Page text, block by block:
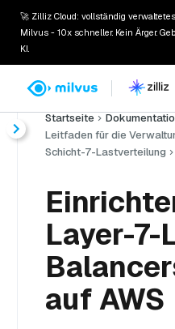
🚀 Zilliz Cloud: vollständig verwaltetes
Milvus - 10x schneller. Kein Ärger.
KI.
Startseite
Leitfaden für die
Schicht-7-Lastverteilung
Layer-7-
auf AWS